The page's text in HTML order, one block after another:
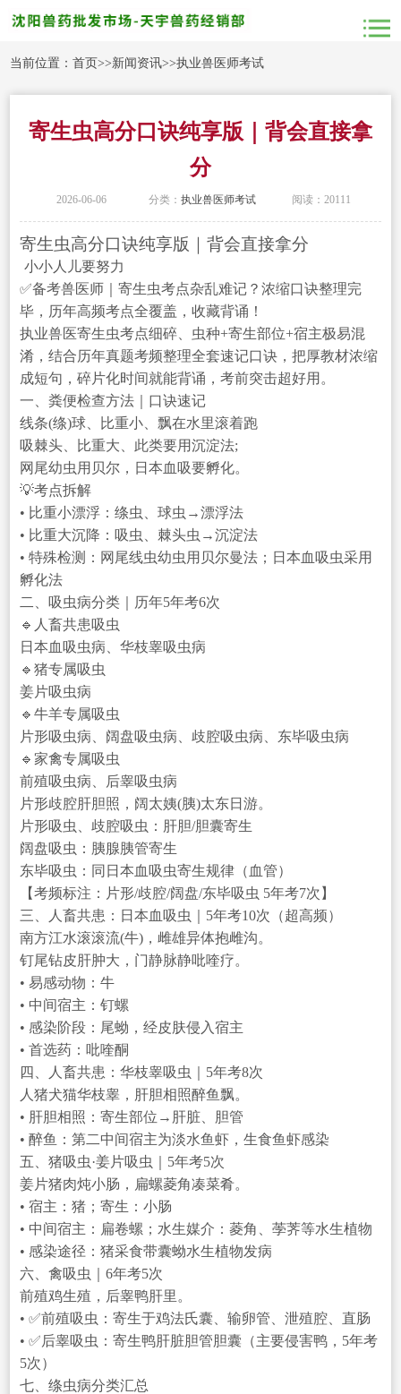
当前位置：首页>>新闻资讯>>执业兽医师考试
寄生虫高分口诀纯享版｜背会直接拿
分
2026-06-06 分类： 执业兽医师考试 阅读：20111
寄生虫高分口诀纯享版｜背会直接拿分
小小人儿要努力
✅备考兽医师｜寄生虫考点杂乱难记？浓缩口诀整理完
毕，历年高频考点全覆盖，收藏背诵！
执业兽医寄生虫考点细碎、虫种+寄生部位+宿主极易混
淆，结合历年真题考频整理全套速记口诀，把厚教材浓缩
成短句，碎片化时间就能背诵，考前突击超好用。
一、粪便检查方法｜口诀速记
线条(绦)球、比重小、飘在水里滚着跑
吸棘头、比重大、此类要用沉淀法;
网尾幼虫用贝尔，日本血吸要孵化。
💡考点拆解
• 比重小漂浮：绦虫、球虫→漂浮法
• 比重大沉降：吸虫、棘头虫→沉淀法
• 特殊检测：网尾线虫幼虫用贝尔曼法；日本血吸虫采用
孵化法
二、吸虫病分类｜历年5年考6次
🔹人畜共患吸虫
日本血吸虫病、华枝睾吸虫病
🔹猪专属吸虫
姜片吸虫病
🔹牛羊专属吸虫
片形吸虫病、阔盘吸虫病、歧腔吸虫病、东毕吸虫病
🔹家禽专属吸虫
前殖吸虫病、后睾吸虫病
片形歧腔肝胆照，阔太姨(胰)太东日游。
片形吸虫、歧腔吸虫：肝胆/胆囊寄生
阔盘吸虫：胰腺胰管寄生
东毕吸虫：同日本血吸虫寄生规律（血管）
【考频标注：片形/歧腔/阔盘/东毕吸虫 5年考7次】
三、人畜共患：日本血吸虫｜5年考10次（超高频）
南方江水滚滚流(牛)，雌雄异体抱雌沟。
钉尾钻皮肝肿大，门静脉静吡喹疗。
• 易感动物：牛
• 中间宿主：钉螺
• 感染阶段：尾蚴，经皮肤侵入宿主
• 首选药：吡喹酮
四、人畜共患：华枝睾吸虫｜5年考8次
人猪犬猫华枝睾，肝胆相照醉鱼飘。
• 肝胆相照：寄生部位→肝脏、胆管
• 醉鱼：第二中间宿主为淡水鱼虾，生食鱼虾感染
五、猪吸虫·姜片吸虫｜5年考5次
姜片猪肉炖小肠，扁螺菱角凑菜肴。
• 宿主：猪；寄生：小肠
• 中间宿主：扁卷螺；水生媒介：菱角、荸荠等水生植物
• 感染途径：猪采食带囊蚴水生植物发病
六、禽吸虫｜6年考5次
前殖鸡生殖，后睾鸭肝里。
• ✅前殖吸虫：寄生于鸡法氏囊、输卵管、泄殖腔、直肠
• ✅后睾吸虫：寄生鸭肝脏胆管胆囊（主要侵害鸭，5年考
5次）
七、绦虫病分类汇总